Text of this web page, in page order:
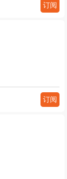
订阅
订阅